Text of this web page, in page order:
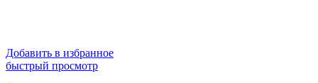
Добавить в избранное
быстрый просмотр